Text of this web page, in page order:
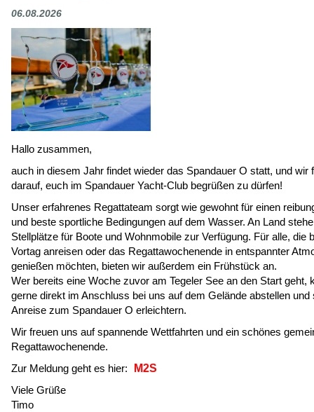
06.08.2026
Hallo zusammen,
auch in diesem Jahr findet wieder das Spandauer O statt, und wir
darauf, euch im Spandauer Yacht-Club begrüßen zu dürfen!
Unser erfahrenes Regattateam sorgt wie gewohnt für einen
und beste sportliche Bedingungen auf dem Wasser. An Land
Stellplätze für Boote und Wohnmobile zur Verfügung. Für alle, die
Vortag anreisen oder das Regattawochenende in entspannter
genießen möchten, bieten wir außerdem ein Frühstück an.
Wer bereits eine Woche zuvor am Tegeler See an den Start geht,
gerne direkt im Anschluss bei uns auf dem Gelände abstellen und
Anreise zum Spandauer O erleichtern.
Wir freuen uns auf spannende Wettfahrten und ein schönes
Regattawochenende.
Zur Meldung geht es hier:
M2S
Viele Grüße
Timo